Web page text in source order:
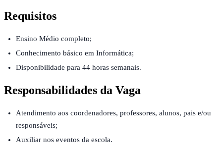
Requisitos
Ensino Médio completo;
Conhecimento básico em Informática;
Disponibilidade para 44 horas semanais.
Responsabilidades da Vaga
Atendimento aos coordenadores, professores, alunos, pais e/ou
responsáveis;
Auxiliar nos eventos da escola.